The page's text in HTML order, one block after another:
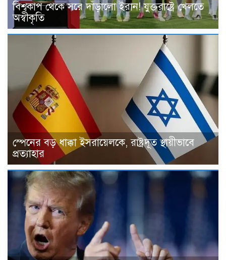
বিশ্বকাপ থেকে সরে দাঁড়ালো ইরান! যুক্তরাষ্ট্রে খেলতে
অস্বীকৃতি
স্পেনের বড় ধাক্কা ইসরায়েলকে, রাষ্ট্রদূত স্থায়ীভাবে
প্রত্যাহার